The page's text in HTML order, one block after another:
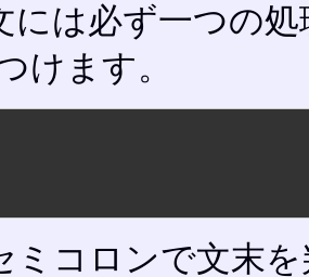
には必ず一つの
けます。
ミコロンで文末